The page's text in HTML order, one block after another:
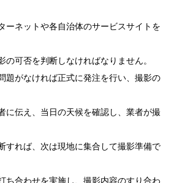
ーネットや各自治体のサービスサイトを
の可否を判断しなければなりません。
題がなければ正式に発注を行い、撮影の
に伝え、当日の天候を確認し、業者が撮
すれば、次は現地に集合して撮影準備で
ち合わせを実施し、撮影内容のすり合わ